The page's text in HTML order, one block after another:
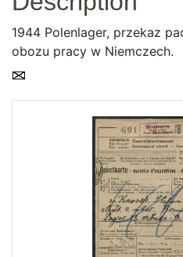
Home page
Current auction
Recent result
1944 Polenlager, przekaz
obozu pracy w Niemczech.